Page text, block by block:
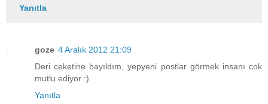
Yanıtla
goze 4 Aralık 2012 21:09
Deri ceketine bayıldım, yepyeni postlar görmek insanı cok
mutlu ediyor :)
Yanıtla